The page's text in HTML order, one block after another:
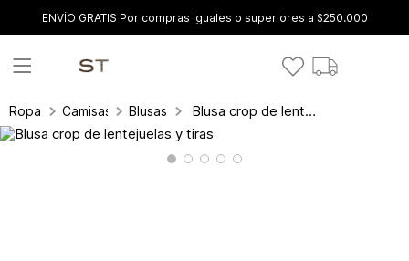
ENVÍO GRATIS Por compras iguales o superiores a $250.000
Ropa Camisas y blusas
Blusas Blusa crop de lentejuelas y tiras